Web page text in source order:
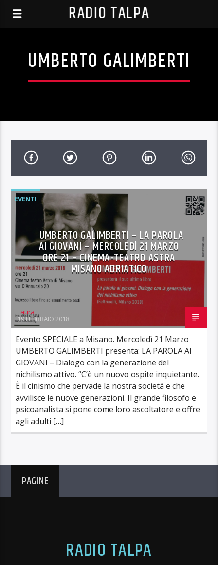
RADIO TALPA
UMBERTO GALIMBERTI
EVENTI
UMBERTO GALIMBERTI – LA PAROLA
AI GIOVANI – MERCOLEDÌ 21 MARZO
ORE 21 – CINEMA-TEATRO ASTRA
MISANO ADRIATICO
Laura
19 FEBBRAIO 2018
Evento SPECIALE a Misano. Mercoledì 21 Marzo
UMBERTO GALIMBERTI presenta: LA PAROLA AI
GIOVANI – Dialogo con la generazione del
nichilismo attivo. “C’è un nuovo ospite inquietante.
È il cinismo che pervade la nostra società e che
avvilisce le nuove generazioni. Il grande filosofo e
psicoanalista si pone come loro ascoltatore e offre
agli adulti […]
PAGINE
RADIO TALPA